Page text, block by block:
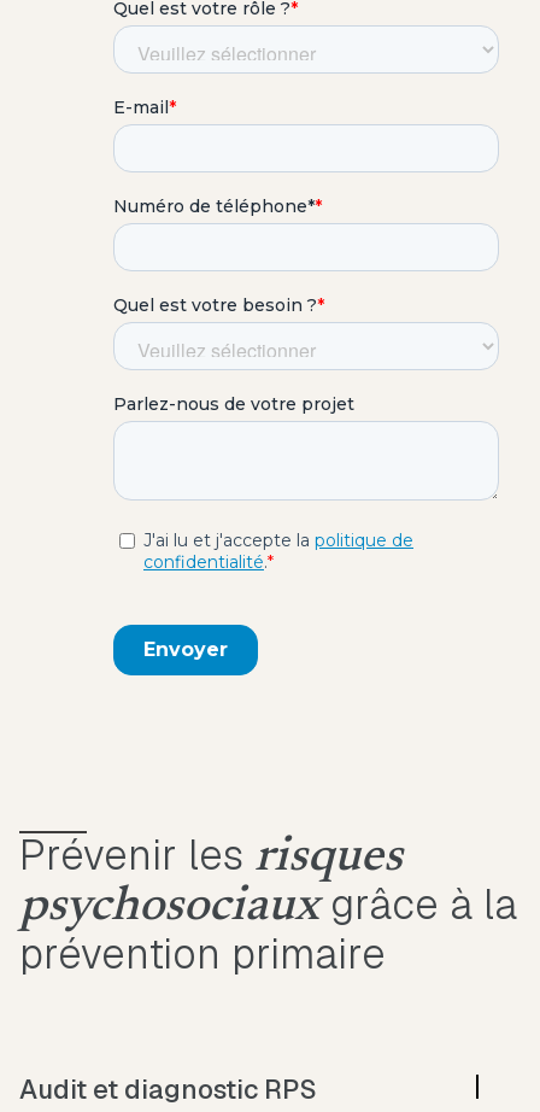
Prévenir les risques
psychosociaux grâce à la
prévention primaire
Audit et diagnostic RPS